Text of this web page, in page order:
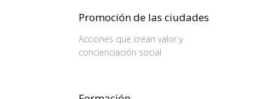
Promoción de las ciudades
Acciones que crean valor y
concienciación social